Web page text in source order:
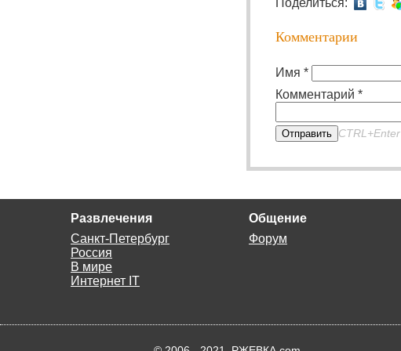
Поделиться:
Комментарии
Имя *
Комментарий *
Отправить CTRL+Enter
Развлечения
Санкт-Петербург
Россия
В мире
Интернет IT
Общение
Форум